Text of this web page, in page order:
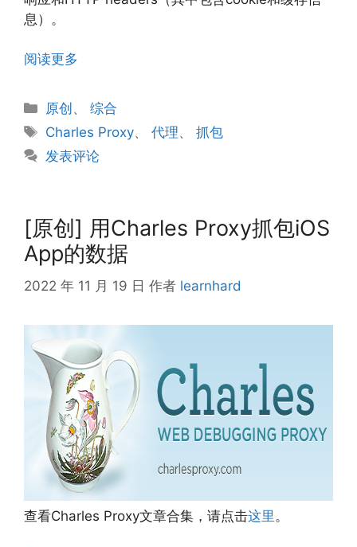
息）。
阅读更多
分
类
原创 、综合
标
签
Charles Proxy、代理、抓包
发表评论
[原创] 用Charles Proxy抓包iOS
App的数据
2022 年 11 月 19 日 作者 learnhard
查看Charles Proxy文章合集，请点击这里 。